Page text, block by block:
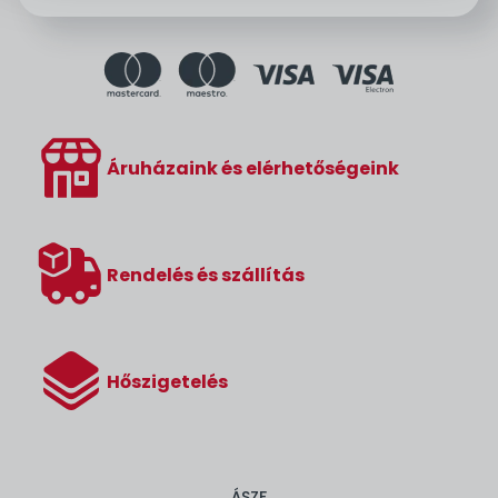
Áruházaink és elérhetőségeink
Rendelés és szállítás
Hőszigetelés